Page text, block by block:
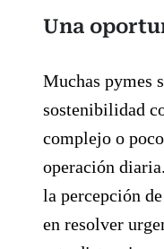
Una
Muchas pymes
sostenibilidad
complejo o
operación
la percepción
en resolver